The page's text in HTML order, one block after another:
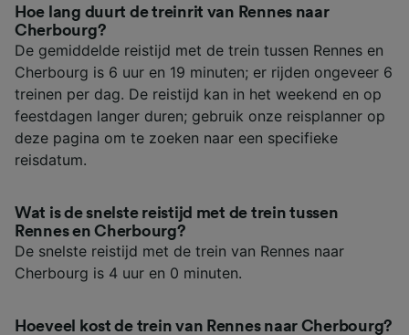
Hoe lang duurt de treinrit van Rennes naar
Cherbourg?
De gemiddelde reistijd met de trein tussen Rennes en
Cherbourg is 6 uur en 19 minuten; er rijden ongeveer 6
treinen per dag. De reistijd kan in het weekend en op
feestdagen langer duren; gebruik onze reisplanner op
deze pagina om te zoeken naar een specifieke
reisdatum.
Wat is de snelste reistijd met de trein tussen
Rennes en Cherbourg?
De snelste reistijd met de trein van Rennes naar
Cherbourg is 4 uur en 0 minuten.
Hoeveel kost de trein van Rennes naar Cherbourg?